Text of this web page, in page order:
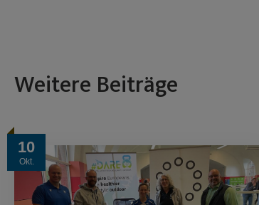
Weitere Beiträge
10
Okt.